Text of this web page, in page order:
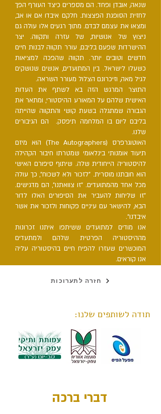
שנאה, אובדן ופחד. הם מספרים כיצד העורף הפך
לחזית הסופגת הפצצות. חלקם איבדו אם או אב,
ומצאו את עצמם לבדם. מתוך רגעים אלו עולה גם
ניצוץ של אנושיות, של עזרה ותקווה. יצר
ההישרדות שפעם בליבם, עורר תקווה לבנות חיים
חדשים וטובים יותר. תקווה שהפכה למציאות
כשעלו לישראל. בין המתועדים, אנשים שנושקים
לגיל מאה, וזיכרונם הצלול מעורר השראה.
התוצר המרגש הזה בא לשתף את העדות
האישית שלהם על המאורע ההיסטורי, ומתאר את
הגבורה שמתגלה בשעת קושי והתקווה שהייתה
בליבם ליום בו המלחמה תיפסק. הם הגיבורים
שלנו.
האוטוגרפרס (The Autographers) הוא מיזם
תיעוד אומנותי בינלאומי שמטרתו חיבור הקהילה
להיסטוריה הייחודית שלה. שיתוף סיפורם האישי
הוא חובתנו מוסרית. "לזכור ולא לשכוח", כך עולה
מכל אחד מהמתועדים. "זו צוואתנו", הם מדגישים.
"זו שליחות להעביר את הסיפורים האלו לדור
הבא, להישאר עם עיניים פקוחות ולזכור את אשר
איבדנו".
אנו מודים למתועדים ששיתפו איתנו זכרונות
מההיסטוריה הפרטית שלהם ולמתעדים
המוכשרים שעזרו להפיח חיים בהיסטוריה עליה
אנו קוראים.
חזרה לתערוכות
תודה לשותפים שלנו:
דברי ברכה